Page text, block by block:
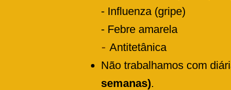
- Influenza (gripe)
- Febre amarela
- Antitetânica
Não trabalhamos com
semanas).